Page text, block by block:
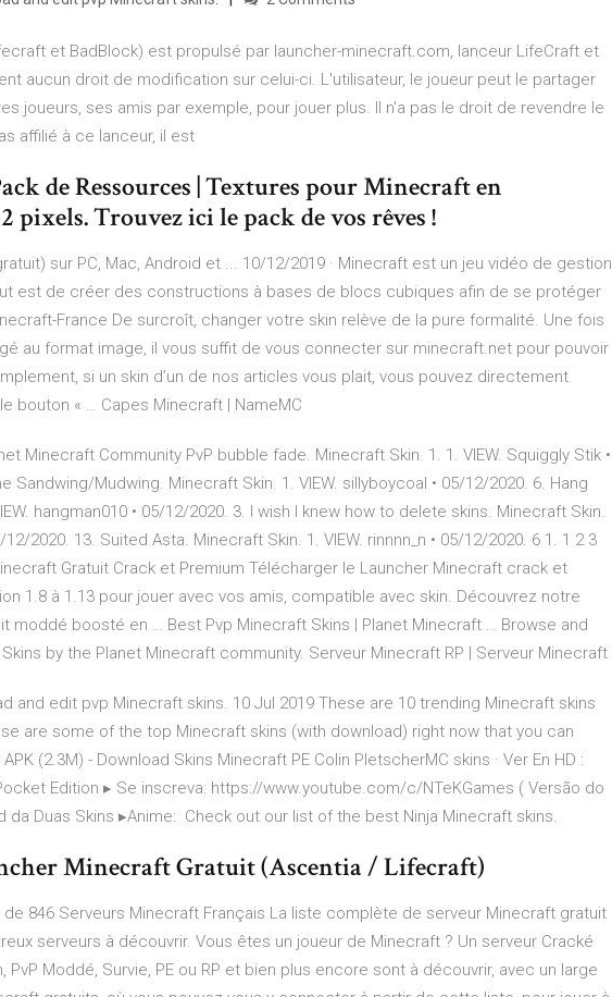
et BadBlock) est propulsé par launcher-minecraft.com, lanceur LifeCraft et
aucun droit de modification sur celui-ci. L'utilisateur, le joueur peut le partager
joueurs, ses amis par exemple, pour jouer plus. Il n'a pas le droit de revendre le
affilié à ce lanceur, il est
de Ressources | Textures pour Minecraft en
pixels. Trouvez ici le pack de vos rêves !
sur PC, Mac, Android et ... 10/12/2019 · Minecraft est un jeu vidéo de gestion
est de créer des constructions à bases de blocs cubiques afin de se protéger
France De surcroît, changer votre skin relève de la pure formalité. Une fois
au format image, il vous suffit de vous connecter sur minecraft.net pour pouvoir
si un skin d’un de nos articles vous plait, vous pouvez directement
bouton « … Capes Minecraft | NameMC
Minecraft Community PvP bubble fade. Minecraft Skin. 1. 1. VIEW. Squiggly Stik •
Sandwing/Mudwing. Minecraft Skin. 1. VIEW. sillyboycoal • 05/12/2020. 6. Hang
hangman010 • 05/12/2020. 3. I wish I knew how to delete skins. Minecraft Skin.
12/2020. 13. Suited Asta. Minecraft Skin. 1. VIEW. rinnnn_n • 05/12/2020. 6 1. 1 2 3
Gratuit Crack et Premium Télécharger le Launcher Minecraft crack et
1.8 à 1.13 pour jouer avec vos amis, compatible avec skin. Découvrez notre
moddé boosté en … Best Pvp Minecraft Skins | Planet Minecraft … Browse and
by the Planet Minecraft community. Serveur Minecraft RP | Serveur Minecraft
and edit pvp Minecraft skins. 10 Jul 2019 These are 10 trending Minecraft skins
are some of the top Minecraft skins (with download) right now that you can
(2.3M) - Download Skins Minecraft PE Colin PletscherMC skins · Ver En HD :
Edition ▸ Se inscreva: https://www.youtube.com/c/NTeKGames ( Versão do
da Duas Skins ▸Anime: Check out our list of the best Ninja Minecraft skins.
Minecraft Gratuit (Ascentia / Lifecraft)
846 Serveurs Minecraft Français La liste complète de serveur Minecraft gratuit
serveurs à découvrir. Vous êtes un joueur de Minecraft ? Un serveur Cracké
PvP Moddé, Survie, PE ou RP et bien plus encore sont à découvrir, avec un large